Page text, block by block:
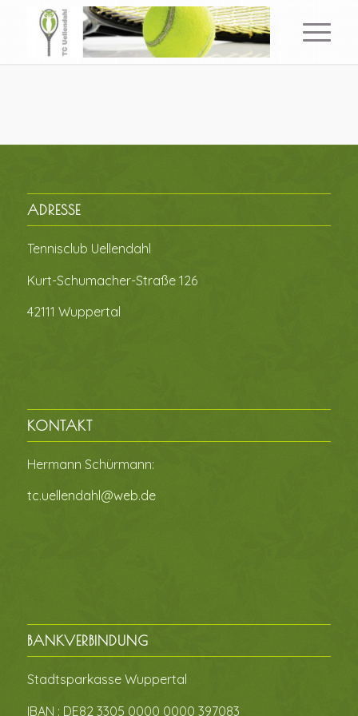
ADRESSE
Tennisclub Uellendahl
Kurt-Schumacher-Straße 126
42111 Wuppertal
KONTAKT
Hermann Schürmann:
tc.uellendahl@web.de
BANKVERBINDUNG
Stadtsparkasse Wuppertal
IBAN : DE82 3305 0000 0000 397083